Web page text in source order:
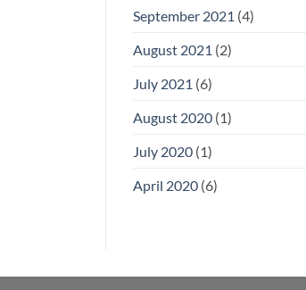
September 2021 (4)
August 2021 (2)
July 2021 (6)
August 2020(1)
July 2020(1)
April 2020(6)